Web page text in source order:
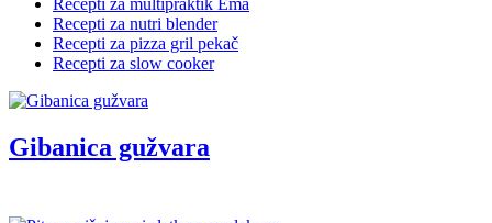
Recepti za nutri blender
Recepti za pizza gril pekač
Recepti za slow cooker
Gibanica gužvara